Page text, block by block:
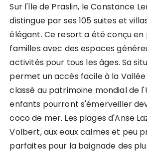
Sur l'île de Praslin, le Constance
distingue par ses 105 suites et
élégant. Ce resort a été conçu en
familles avec des espaces
activités pour tous les âges. Sa
permet un accès facile à la Vallée
classé au patrimoine mondial de
enfants pourront s'émerveiller
coco de mer. Les plages d'Anse
Volbert, aux eaux calmes et peu
parfaites pour la baignade des